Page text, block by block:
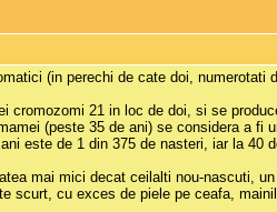
(in perechi de cate doi,
cromozomi 21 in loc de doi, si se
(peste 35 de ani) se considera a
este de 1 din 375 de nasteri, iar la 40
mai mici decat ceilalti nou-nascuti,
scurt, cu exces de piele pe ceafa,